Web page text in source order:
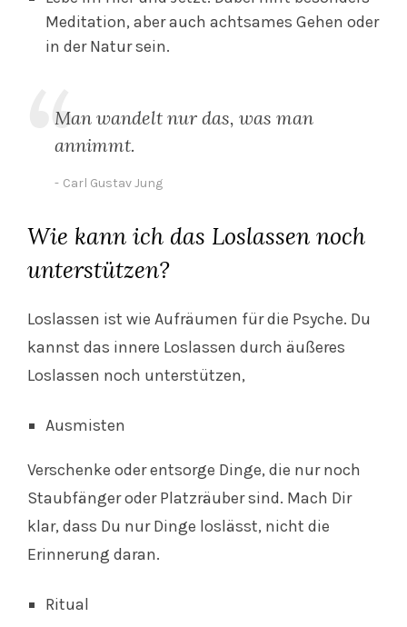
Meditation, aber auch achtsames Gehen oder
in der Natur sein.
Man wandelt nur das, was man
annimmt.
Carl Gustav Jung
Wie kann ich das Loslassen noch
unterstützen?
Loslassen ist wie Aufräumen für die Psyche. Du
kannst das innere Loslassen durch äußeres
Loslassen noch unterstützen,
Ausmisten
Verschenke oder entsorge Dinge, die nur noch
Staubfänger oder Platzräuber sind. Mach Dir
klar, dass Du nur Dinge loslässt, nicht die
Erinnerung daran.
Ritual